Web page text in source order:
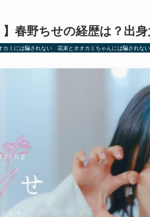
】春野ちせの経歴は？出
カミには騙されない 花束とオオカミちゃんには騙されない